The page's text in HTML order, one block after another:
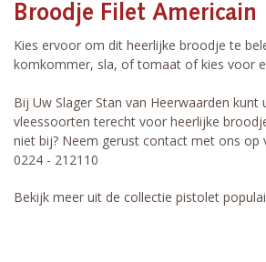
Broodje Filet Americain
Kies ervoor om dit heerlijke broodje te
komkommer, sla, of tomaat of kies voor
Bij Uw Slager Stan van Heerwaarden kunt
vleessoorten terecht voor heerlijke
niet bij? Neem gerust contact met ons
0224 - 212110
Bekijk meer uit de collectie pistolet